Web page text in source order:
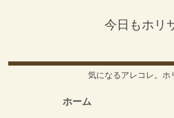
今日もホリ
気になるアレコレ。ホ
ホーム